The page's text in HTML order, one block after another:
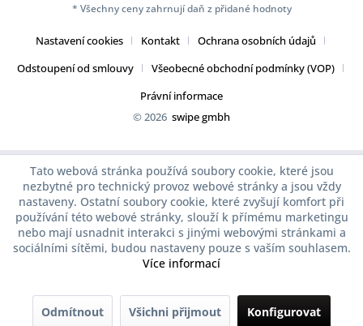
* Všechny ceny zahrnují daň z přidané hodnoty
Nastavení cookies Kontakt
Ochrana osobních údajů
Odstoupení od smlouvy
Všeobecné obchodní podmínky (VOP)
Právní informace
© 2026 swipe gmbh
Tato webová stránka používá soubory cookie, které jsou
nezbytné pro technický provoz webové stránky a jsou vždy
nastaveny. Ostatní soubory cookie, které zvyšují komfort při
používání této webové stránky, slouží k přímému marketingu
nebo mají usnadnit interakci s jinými webovými stránkami a
sociálními sítěmi, budou nastaveny pouze s vaším souhlasem.
Více informací
Odmítnout Všichni přijmout Konfigurovat